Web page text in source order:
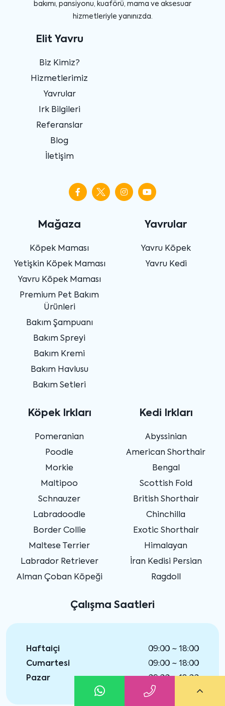
bakımı, pansiyonu, kuaförü, mama ve aksesuar
hizmetleriyle yanınızda.
Elit Yavru
Biz Kimiz?
Hizmetlerimiz
Yavrular
Irk Bilgileri
Referanslar
Blog
İletişim
Mağaza
Köpek Maması
Yetişkin Köpek Maması
Yavru Köpek Maması
Premium Pet Bakım
Ürünleri
Bakım Şampuanı
Bakım Spreyi
Bakım Kremi
Bakım Havlusu
Bakım Setleri
Yavrular
Yavru Köpek
Yavru Kedi
Köpek Irkları
Pomeranian
Poodle
Morkie
Maltipoo
Schnauzer
Labradoodle
Border Collie
Maltese Terrier
Labrador Retriever
Alman Çoban Köpeği
Kedi Irkları
Abyssinian
American Shorthair
Bengal
Scottish Fold
British Shorthair
Chinchilla
Exotic Shorthair
Himalayan
İran Kedisi Persian
Ragdoll
Çalışma Saatleri
Haftaiçi
09:00 ~ 18:00
Cumartesi
09:00 ~ 18:00
Pazar
09:00 ~ 18:00